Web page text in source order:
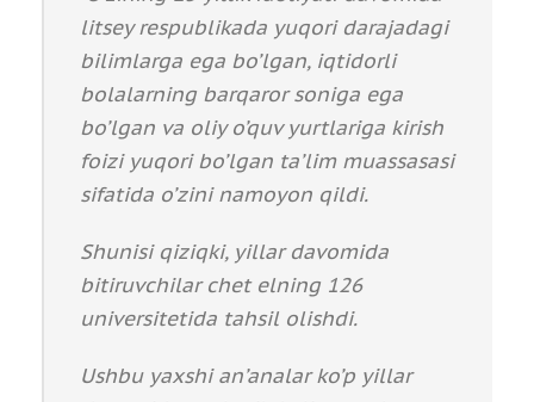
litsey respublikada yuqori darajadagi
bilimlarga ega bo’lgan, iqtidorli
bolalarning barqaror soniga ega
bo’lgan va oliy o’quv yurtlariga kirish
foizi yuqori bo’lgan ta’lim muassasasi
sifatida o’zini namoyon qildi.
Shunisi qiziqki, yillar davomida
bitiruvchilar chet elning 126
universitetida tahsil olishdi.
Ushbu yaxshi an’analar ko’p yillar